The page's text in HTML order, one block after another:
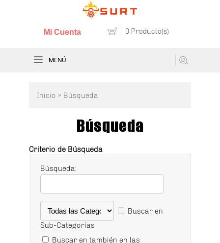
0 Producto(s)
Mi Cuenta
MENÚ
Inicio » Búsqueda
Búsqueda
Criterio de Búsqueda
Búsqueda:
Buscar en
Sub-Categorías
Buscar en también en las